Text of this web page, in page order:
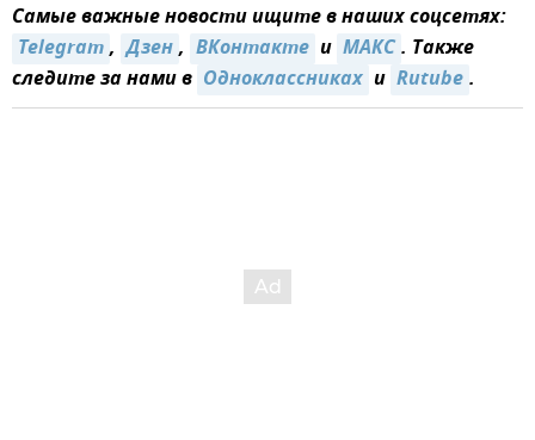
Самые важные новости ищите в наших соцсетях:
Telegram, Дзен, ВКонтакте и MAКС. Также
следите за нами в Одноклассниках и Rutube.